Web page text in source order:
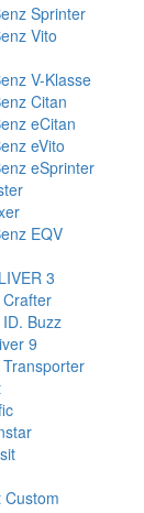
Sprinter
Vito
V-Klasse
Citan
eCitan
eVito
eSprinter
EQV
3
Buzz
9
Custom